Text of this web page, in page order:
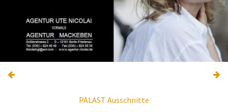
PALAST Ausschnitte